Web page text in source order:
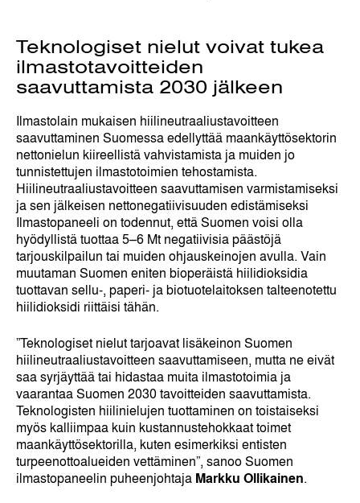
Teknologiset nielut voivat tukea
ilmastotavoitteiden
saavuttamista 2030 jälkeen
Ilmastolain mukaisen hiilineutraaliustavoitteen
saavuttaminen Suomessa edellyttää maankäyttösektorin
nettonielun kiireellistä vahvistamista ja muiden jo
tunnistettujen ilmastotoimien tehostamista.
Hiilineutraaliustavoitteen saavuttamisen varmistamiseksi
ja sen jälkeisen nettonegatiivisuuden edistämiseksi
Ilmastopaneeli on todennut, että Suomen voisi olla
hyödyllistä tuottaa 5–6 Mt negatiivisia päästöjä
tarjouskilpailun tai muiden ohjauskeinojen avulla. Vain
muutaman Suomen eniten bioperäistä hiilidioksidia
tuottavan sellu-, paperi- ja biotuotelaitoksen talteenotettu
hiilidioksidi riittäisi tähän.
”Teknologiset nielut tarjoavat lisäkeinon Suomen
hiilineutraaliustavoitteen saavuttamiseen, mutta ne eivät
saa syrjäyttää tai hidastaa muita ilmastotoimia ja
vaarantaa Suomen 2030 tavoitteiden saavuttamista.
Teknologisten hiilinielujen tuottaminen on toistaiseksi
myös kalliimpaa kuin kustannustehokkaat toimet
maankäyttösektorilla, kuten esimerkiksi entisten
turpeenottoalueiden vettäminen”, sanoo Suomen
ilmastopaneelin puheenjohtaja Markku Ollikainen.